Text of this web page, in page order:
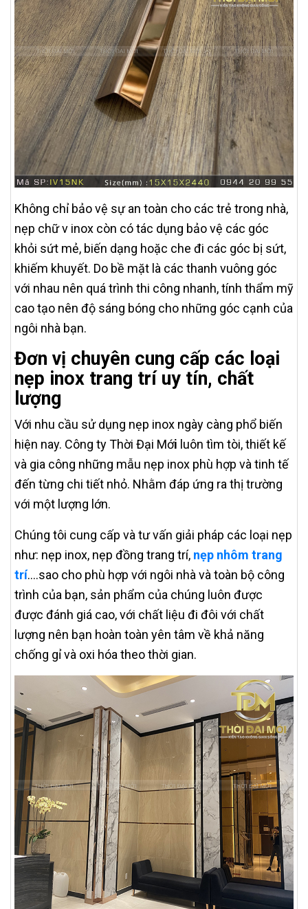
Không chỉ bảo vệ sự an toàn cho các trẻ trong nhà,
nẹp chữ v inox còn có tác dụng bảo vệ các góc
khỏi sứt mẻ, biến dạng hoặc che đi các góc bị sứt,
khiếm khuyết. Do bề mặt là các thanh vuông góc
với nhau nên quá trình thi công nhanh, tính thẩm mỹ
cao tạo nên độ sáng bóng cho những góc cạnh của
ngôi nhà bạn.
Đơn vị chuyên cung cấp các loại
nẹp inox trang trí uy tín, chất
lượng
Với nhu cầu sử dụng nẹp inox ngày càng phổ biến
hiện nay. Công ty Thời Đại Mới luôn tìm tòi, thiết kế
và gia công những mẫu nẹp inox phù hợp và tinh tế
đến từng chi tiết nhỏ. Nhằm đáp ứng ra thị trường
với một lượng lớn.
Chúng tôi cung cấp và tư vấn giải pháp các loại nẹp
như: nẹp inox, nẹp đồng trang trí, nẹp nhôm trang
trí….sao cho phù hợp với ngôi nhà và toàn bộ công
trình của bạn, sản phẩm của chúng luôn được
được đánh giá cao, với chất liệu đi đôi với chất
lượng nên bạn hoàn toàn yên tâm về khả năng
chống gỉ và oxi hóa theo thời gian.